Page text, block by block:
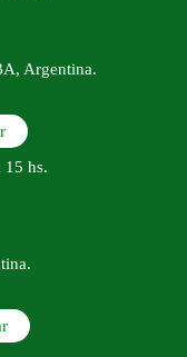
Argentina.
15 hs.